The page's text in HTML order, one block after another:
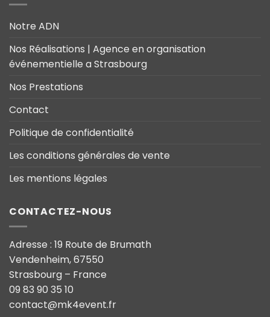
Notre ADN
Nos Réalisations | Agence en organisation
événementielle a Strasbourg
Nos Prestations
Contact
Politique de confidentialité
Les conditions générales de vente
Les mentions légales
CONTACTEZ-NOUS
Adresse : 19 Route de Brumath
Vendenheim, 67550
Strasbourg – France
09 83 90 35 10
contact@mk4event.fr